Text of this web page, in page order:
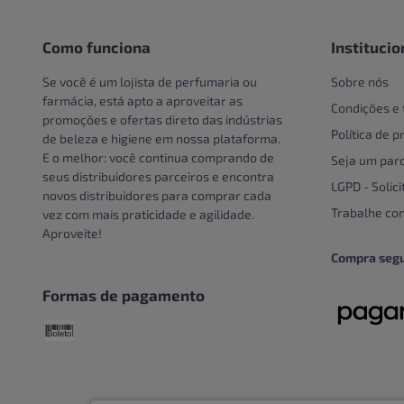
Creme Para Área Do Olho
Cuidado Com A Mão
Cuidados bucais especiais
Cuidados com o couro
cabeludo
Cuidados Com Os Pés
Cuidados especiais
Cuidados Pessoais
Unidade
Como funciona
Se você é um lojista de perfumaria ou
farmácia, está apto a aproveitar as
promoções e ofertas direto das indústrias
de beleza e higiene em nossa plataforma.
E o melhor: você continua comprando de
seus distribuidores parceiros e encontra
novos distribuidores para comprar cada
vez com mais praticidade e agilidade.
Aproveite!
Formas de pagamento
Sobre nós
Condições
Política de
Seja um
LGPD -
Trabalhe
Compra